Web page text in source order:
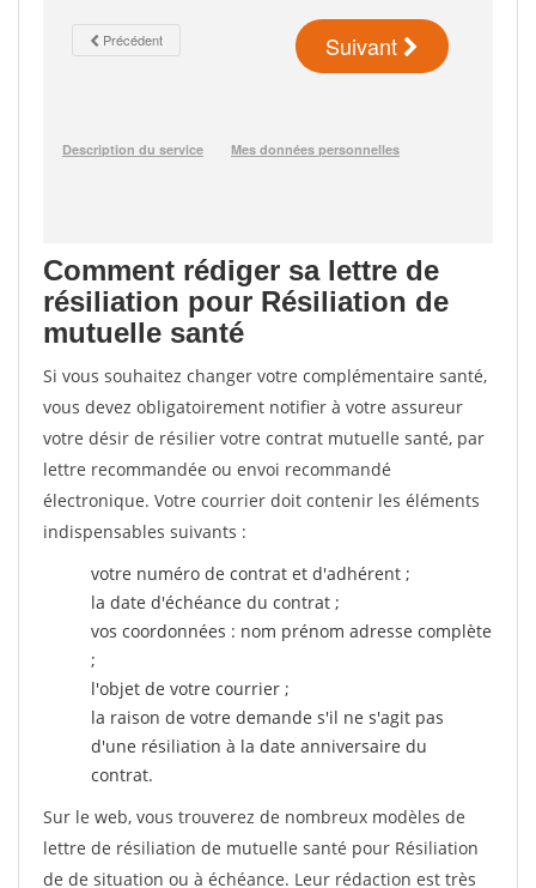
Comment rédiger sa lettre de
résiliation pour Résiliation de
mutuelle santé
Si vous souhaitez changer votre complémentaire santé,
vous devez obligatoirement notifier à votre assureur
votre désir de résilier votre contrat mutuelle santé, par
lettre recommandée ou envoi recommandé
électronique. Votre courrier doit contenir les éléments
indispensables suivants :
votre numéro de contrat et d'adhérent ;
la date d'échéance du contrat ;
vos coordonnées : nom prénom adresse complète
;
l'objet de votre courrier ;
la raison de votre demande s'il ne s'agit pas
d'une résiliation à la date anniversaire du
contrat.
Sur le web, vous trouverez de nombreux modèles de
lettre de résiliation de mutuelle santé pour Résiliation
de de situation ou à échéance. Leur rédaction est très